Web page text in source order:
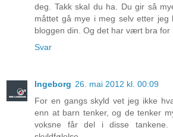
deg. Takk skal du ha. Du gir så
måttet gå mye i meg selv etter jeg
bloggen din. Og det har vært bra for
Svar
Ingeborg 26. mai 2012 kl. 00:09
For en gangs skyld vet jeg ikke
enn at barn tenker, og de tenker
voksne får del i disse